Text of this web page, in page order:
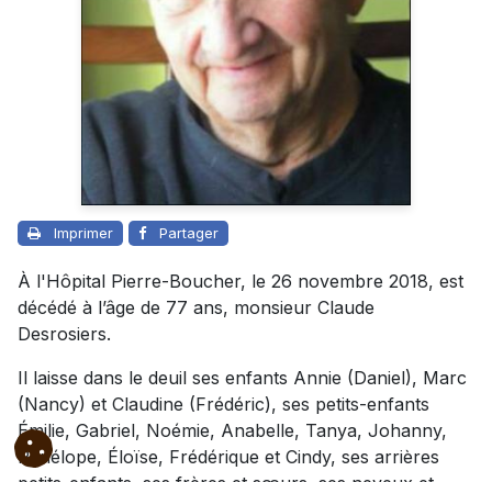
Imprimer Partager
À l'Hôpital Pierre-Boucher, le 26 novembre 2018, est
décédé à l’âge de 77 ans, monsieur Claude
Desrosiers.
Il laisse dans le deuil ses enfants Annie (Daniel), Marc
(Nancy) et Claudine (Frédéric), ses petits-enfants
Émilie, Gabriel, Noémie, Anabelle, Tanya, Johanny,
Pénélope, Éloïse, Frédérique et Cindy, ses arrières